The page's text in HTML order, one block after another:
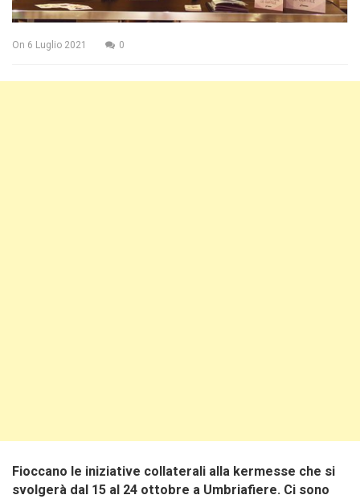
On 6 Luglio 2021 0
Fioccano le iniziative collaterali alla kermesse che si
svolgerà dal 15 al 24 ottobre a Umbriafiere. Ci sono